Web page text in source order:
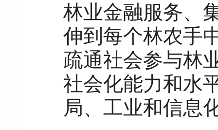
林业金融服务、
伸到每个林农手
疏通社会参与林
社会化能力和水
局、工业和信息